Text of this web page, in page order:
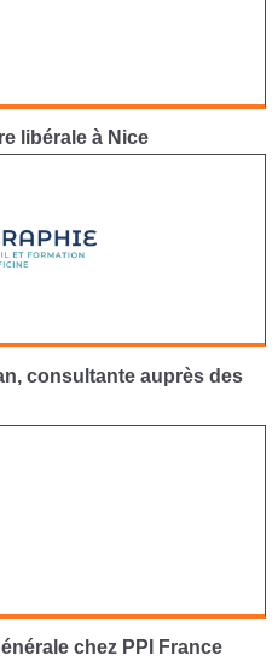
libérale à Nice
consultante auprès des
chez PPI France